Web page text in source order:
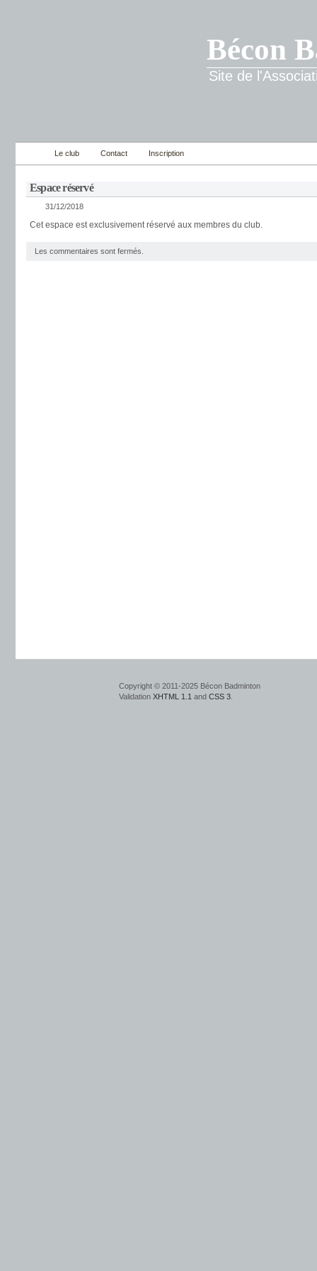
Bécon
Site de
Le club Contact Inscription
Espace réservé
31/12/2018
Cet espace est exclusivement réservé aux membres du club.
Les commentaires sont fermés.
Copyright © 2011-2025 Bécon Badminton
Validation XHTML 1.1 and CSS 3